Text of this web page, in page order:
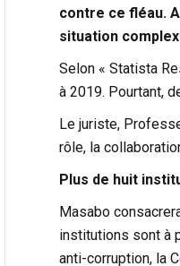
contre ce fléau.
situation
Selon « Statista
à 2019. Pourtant,
Le juriste,
rôle, la
Plus de huit
Masabo
institutions sont à
anti-corruption, la